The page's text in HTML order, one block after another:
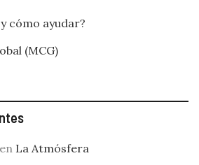
cómo ayudar?
(MCG)
en La Atmósfera